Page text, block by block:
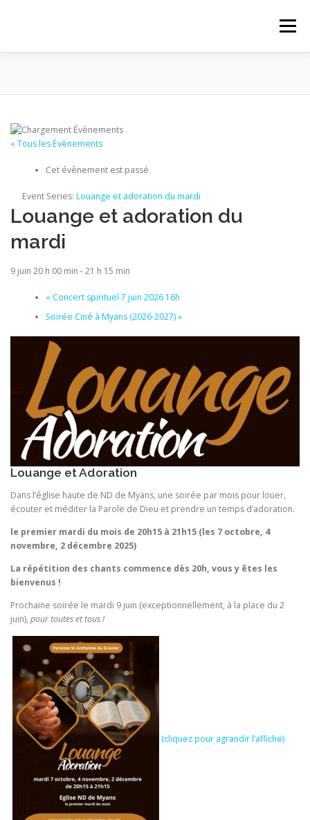
Menu
PAROISSE LE MAGASIN
« Tous les Évènements
Cet évènement est passé.
Event Series: Louange et adoration du mardi
Louange et adoration du
mardi
9 juin 20 h 00 min -21 h 15 min
« Concert spirituel 7 juin 2026 16h
Soirée Ciné à Myans (2026-2027)»
Louange et Adoration
Dans l’église haute de ND de Myans, une soirée par mois pour louer,
écouter et méditer la Parole de Dieu et prendre un temps d’adoration.
le premier mardi du mois de 20h15 à 21h15 (les 7 octobre, 4
novembre, 2 décembre 2025)
La répétition des chants commence dès 20h, vous y êtes les
bienvenus !
Prochaine soirée le mardi 9 juin (exceptionnellement, à la place du 2
juin), pour toutes et tous !
(cliquez pour agrandir l’affiche)